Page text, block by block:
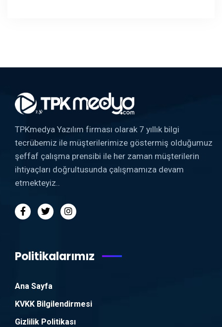
TPKmedya Yazılım firması olarak 7 yıllık bilgi
tecrübemiz ile müşterilerimize göstermiş olduğumuz
şeffaf çalışma prensibi ile her zaman müşterilerin
ihtiyaçları doğrultusunda çalışmamıza devam
etmekteyiz..
Politikalarımız
Ana Sayfa
KVKK Bilgilendirmesi
Gizlilik Politikası